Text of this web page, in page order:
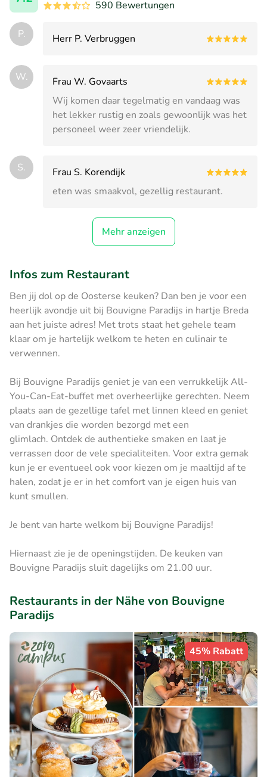
590 Bewertungen
P. Herr P. Verbruggen
W.
Frau W. Govaarts
Wij komen daar tegelmatig en vandaag was
het lekker rustig en zoals gewoonlijk was het
personeel weer zeer vriendelijk.
S.
Frau S. Korendijk
eten was smaakvol, gezellig restaurant.
Mehr anzeigen
Infos zum Restaurant
Ben jij dol op de Oosterse keuken? Dan ben je voor een
heerlijk avondje uit bij Bouvigne Paradijs in hartje Breda
aan het juiste adres! Met trots staat het gehele team
klaar om je hartelijk welkom te heten en culinair te
verwennen.
Bij Bouvigne Paradijs geniet je van een verrukkelijk All-
You-Can-Eat-buffet met overheerlijke gerechten. Neem
plaats aan de gezellige tafel met linnen kleed en geniet
van drankjes die worden bezorgd met een
glimlach. Ontdek de authentieke smaken en laat je
verrassen door de vele specialiteiten. Voor extra gemak
kun je er eventueel ook voor kiezen om je maaltijd af te
halen, zodat je er in het comfort van je eigen huis van
kunt smullen.
Je bent van harte welkom bij Bouvigne Paradijs!
Hiernaast zie je de openingstijden. De keuken van
Bouvigne Paradijs sluit dagelijks om 21.00 uur.
Restaurants in der Nähe von Bouvigne
Paradijs
45% Rabatt